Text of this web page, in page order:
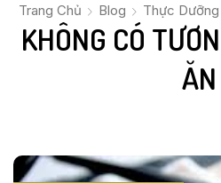
Trang Chủ Blog Thực Dưỡng
KHÔNG CÓ
ĂN